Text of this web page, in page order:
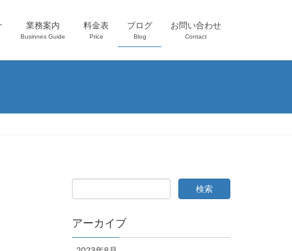
業務案内
Businnes Guide
料金表
Price
ブログ
Blog
お問い合わせ
Contact
アーカイブ